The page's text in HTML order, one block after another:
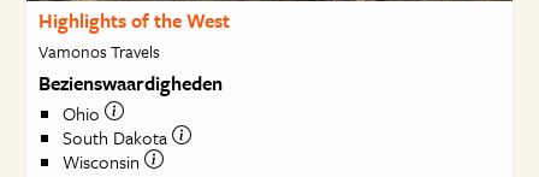
Highlights of the West
Vamonos Travels
Bezienswaardigheden
Ohio
South Dakota
Wisconsin